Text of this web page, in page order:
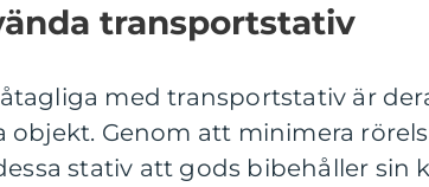
transportstativ
med transportstativ är
Genom att minimera
stativ att gods bibehåller sin